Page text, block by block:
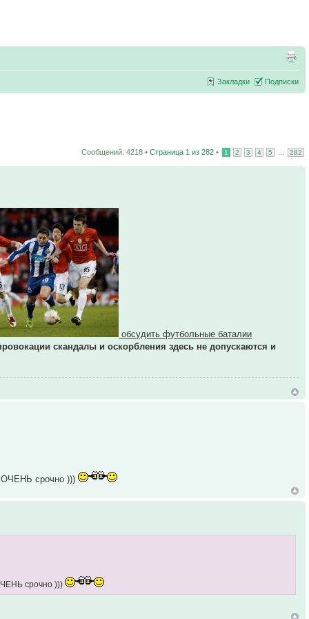
Закладки Подписки
Сообщений: 4218 • Страница 1 из 282 • 1 2 3 4 5 282
обсудить футбольные баталии
скандалы и оскорбления здесь не допускаются и
ОЧЕНЬ срочно )))
срочно )))